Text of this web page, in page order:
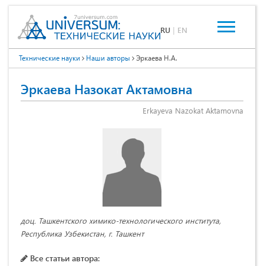
RU | EN
Технические науки Наши авторы Эркаева Н.А.
Эркаева Назокат Актамовна
Erkayeva Nazokat Aktamovna
доц. Ташкентского химико-технологического института,
Республика Узбекистан, г. Ташкент
Все статьи автора: